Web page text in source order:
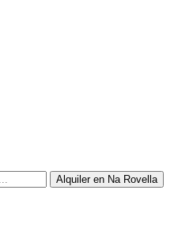
Alquiler en Na Rovella